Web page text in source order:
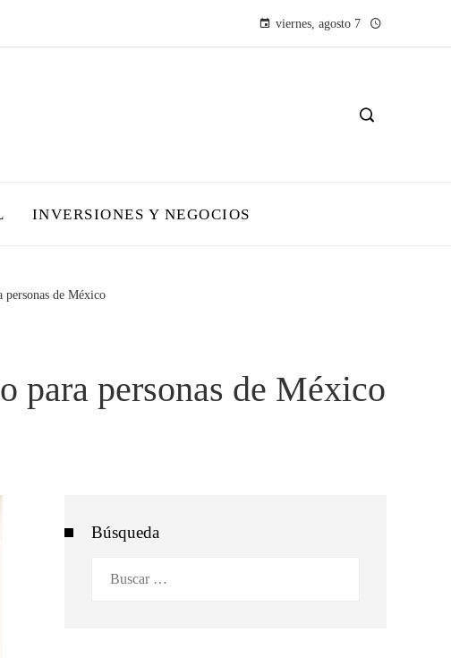
viernes, agosto 7
INVERSIONES Y NEGOCIOS
personas de México
para personas de México
Búsqueda